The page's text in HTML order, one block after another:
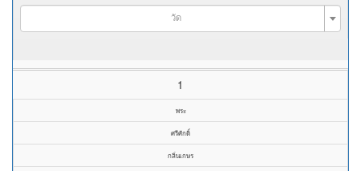
วัด
1
พระ
ศรีศักดิ์
กลิ่นเกษร